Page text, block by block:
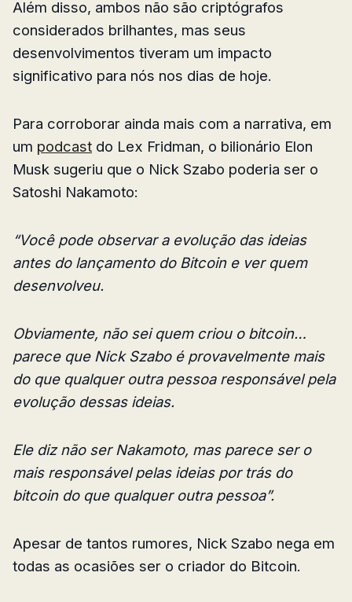
Além disso, ambos não são criptógrafos
considerados brilhantes, mas seus
desenvolvimentos tiveram um impacto
significativo para nós nos dias de hoje.
Para corroborar ainda mais com a narrativa, em
um podcast do Lex Fridman, o bilionário Elon
Musk sugeriu que o Nick Szabo poderia ser o
Satoshi Nakamoto:
“Você pode observar a evolução das ideias
antes do lançamento do Bitcoin e ver quem
desenvolveu.
Obviamente, não sei quem criou o bitcoin…
parece que Nick Szabo é provavelmente mais
do que qualquer outra pessoa responsável pela
evolução dessas ideias.
Ele diz não ser Nakamoto, mas parece ser o
mais responsável pelas ideias por trás do
bitcoin do que qualquer outra pessoa”.
Apesar de tantos rumores, Nick Szabo nega em
todas as ocasiões ser o criador do Bitcoin.